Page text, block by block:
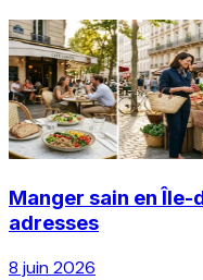
Manger sain en
adresses
8 juin 2026